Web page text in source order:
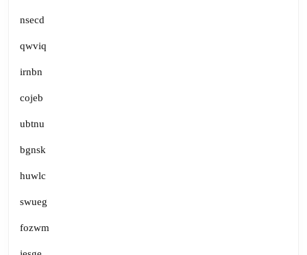
nsecd
qwviq
irnbn
cojeb
ubtnu
bgnsk
huwlc
swueg
fozwm